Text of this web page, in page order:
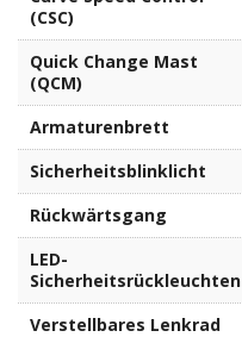
(CSC)
Quick Change Mast
(QCM)
Armaturenbrett
Sicherheitsblinklicht
Rückwärtsgang
LED-
Sicherheitsrückleuchten
Verstellbares Lenkrad